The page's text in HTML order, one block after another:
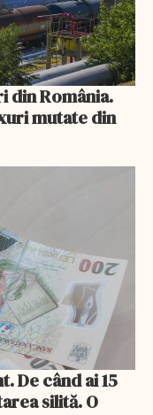
din România.
mutate din
De când ai 15
silită. O